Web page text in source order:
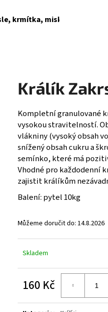
krmítka, misky, napaječky,
Králík
Kompletní granulované
vysokou stravitelností.
vlákniny (vysoký obsah
snížený obsah cukru a
semínko, které má
Vhodné pro každodenní
zajistit králíkům
Balení: pytel 10kg
Můžeme doručit do: 14.8.2026
Skladem
160 Kč
cena: